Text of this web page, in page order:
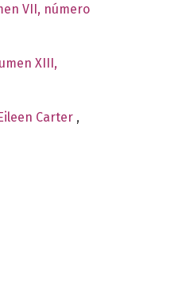
VII, número
XIII,
Carter ,